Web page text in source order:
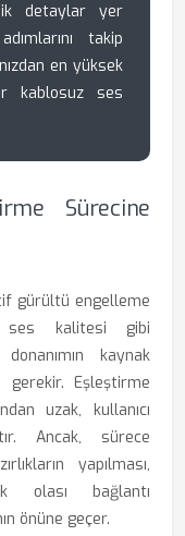
detaylar yer
takip
en yüksek
kablosuz ses
Sürecine
gürültü engelleme
ses kalitesi gibi
kaynak
Eşleştirme
uzak, kullanıcı
Ancak, sürece
yapılması,
olası bağlantı
önüne geçer.